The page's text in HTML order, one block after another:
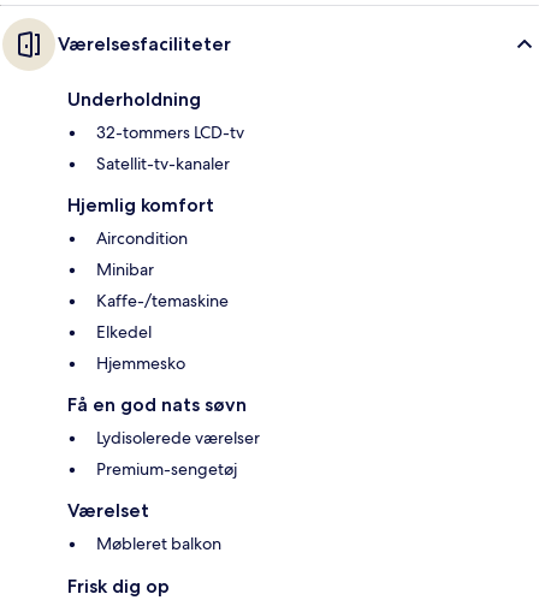
Værelsesfaciliteter
Underholdning
32-tommers LCD-tv
Satellit-tv-kanaler
Hjemlig komfort
Aircondition
Minibar
Kaffe-/temaskine
Elkedel
Hjemmesko
Få en god nats søvn
Lydisolerede værelser
Premium-sengetøj
Værelset
Møbleret balkon
Frisk dig op